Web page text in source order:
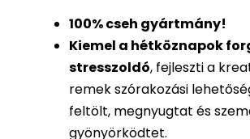
100%cseh gyártmány!
Kiemel a hétköznapok
stresszoldó, fejleszti a
remek szórakozási
feltölt, megnyugtat és
gyönyörködtet.